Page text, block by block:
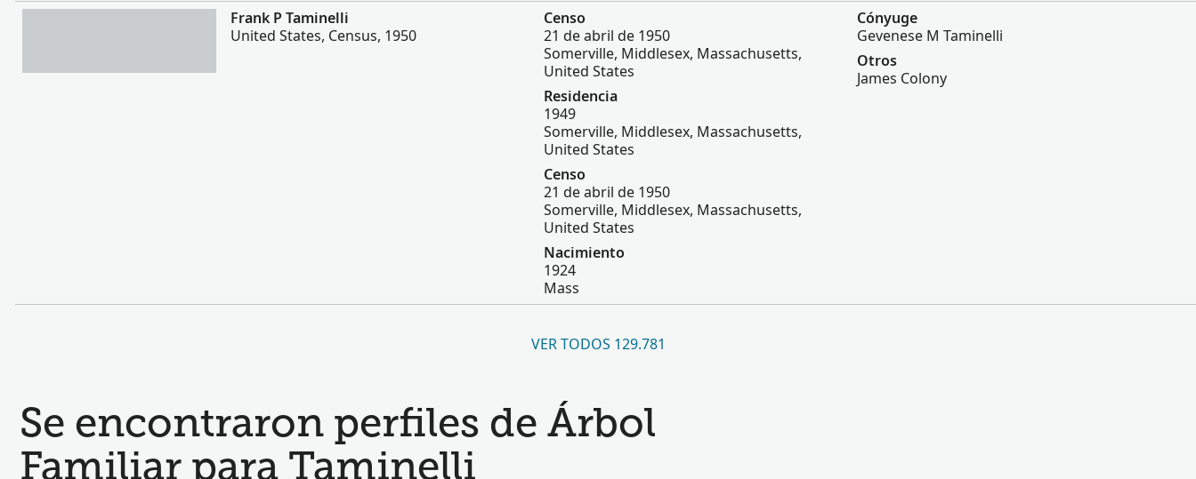
Más
Frank P Taminelli
United States, Census, 1950
Censo
21 de abril de 1950
Somerville, Middlesex, Massachusetts,
United States
Residencia
1949
Somerville, Middlesex, Massachusetts,
United States
Censo
21 de abril de 1950
Somerville, Middlesex, Massachusetts,
United States
Nacimiento
1924
Mass
Cónyuge
Gevenese M Taminelli
Otros
James Colony
VER TODOS 129.781
Se encontraron perfiles de Árbol
Familiar para Taminelli